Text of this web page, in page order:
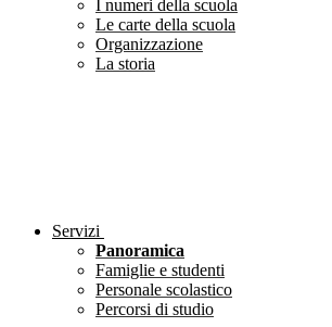
I numeri della scuola
Le carte della scuola
Organizzazione
La storia
Servizi
Panoramica
Famiglie e studenti
Personale scolastico
Percorsi di studio